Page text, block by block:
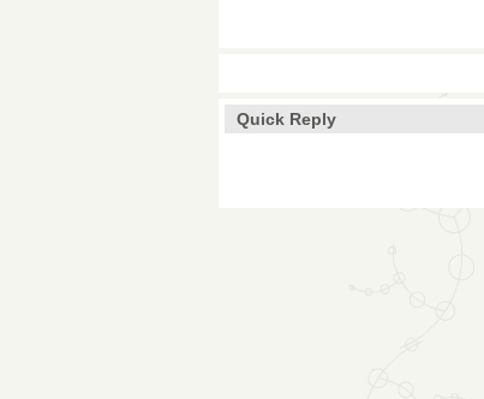
Quick Reply